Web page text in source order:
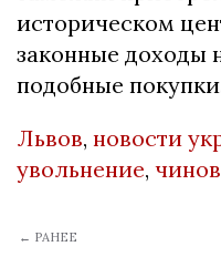
историческом
законные доходы
подобные
Львов, новости
увольнение,
← РАНЕЕ